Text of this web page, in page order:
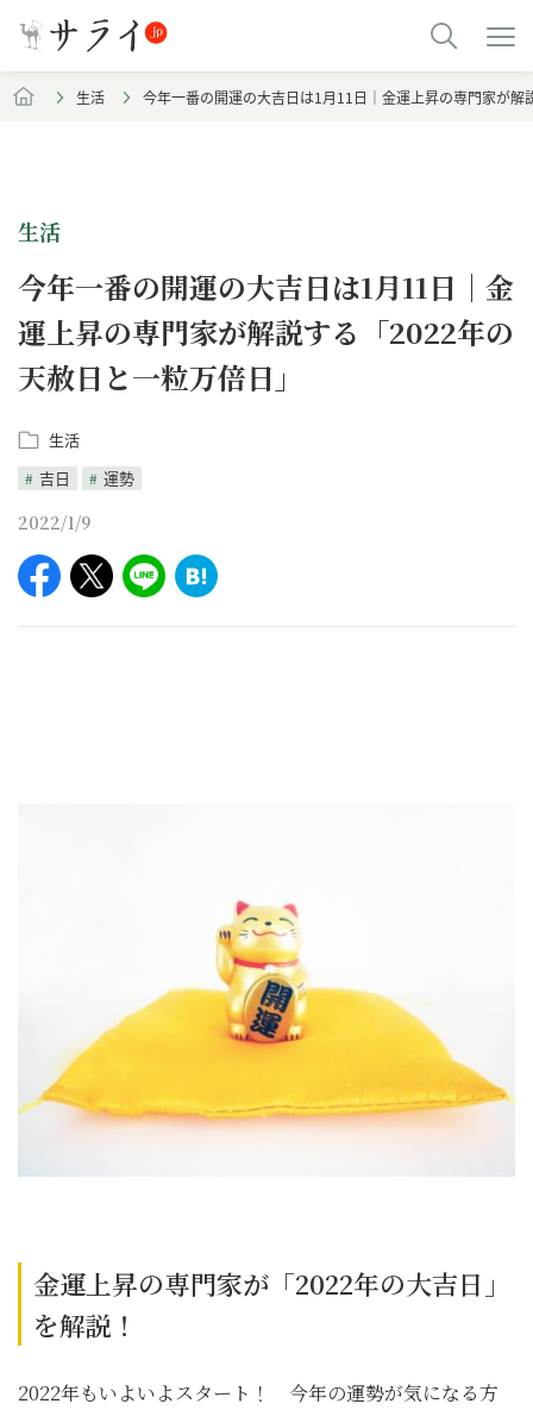
生活 今年一番の開運の大吉日は1月11日｜金運上昇の専門家が
生活
今年一番の開運の大吉日は1月11日｜金
運上昇の専門家が解説する「2022年の
天赦日と一粒万倍日」
生活
吉日
運勢
2022/1/9
金運上昇の専門家が「2022年の大吉日」
を解説！
2022年もいよいよスタート！ 今年の運勢が気になる方